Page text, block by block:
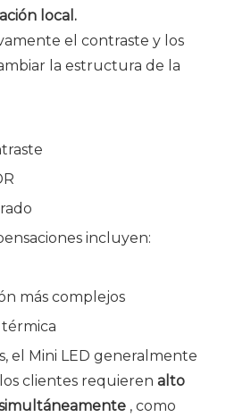
local.
el contraste y los
la estructura de la
incluyen:
más complejos
el Mini LED generalmente
clientes requieren alto
, como